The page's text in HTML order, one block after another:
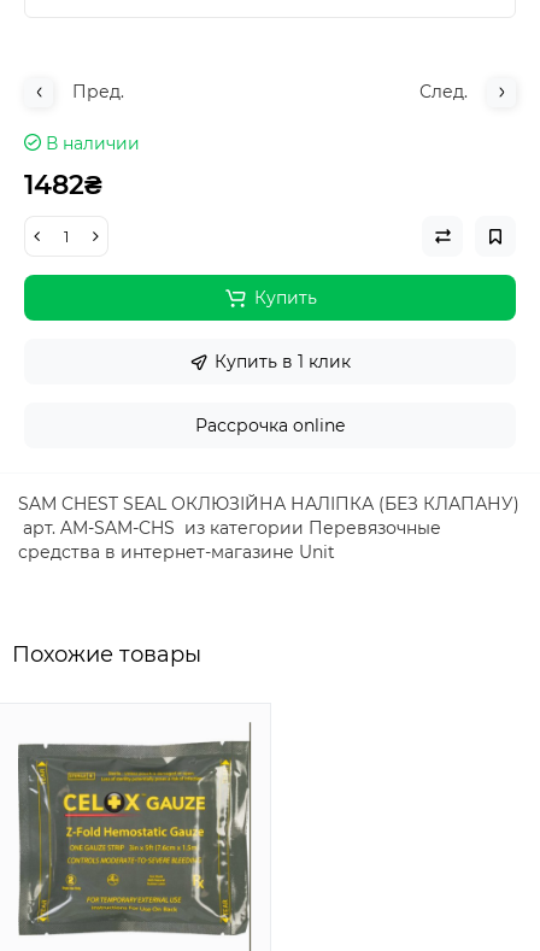
Пред. След.
В наличии
1482₴
Купить
Купить в 1 клик
Рассрочка online
SAM CHEST SEAL ОКЛЮЗІЙНА НАЛІПКА (БЕЗ КЛАПАНУ)
арт. AM-SAM-CHS из категории Перевязочные
средства в интернет-магазине Unit
Похожие товары